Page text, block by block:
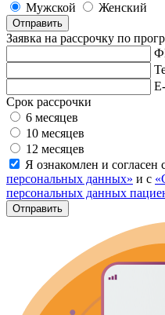
Мужской
Женский
Отправить
Заявка на рассрочку по
Срок рассрочки
6 месяцев
10 месяцев
12 месяцев
Я ознакомлен и согласен
персональных данных» и с
персональных данных
Отправить